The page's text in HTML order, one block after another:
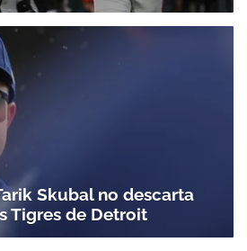
Skubal no descarta
Tigres de Detroit